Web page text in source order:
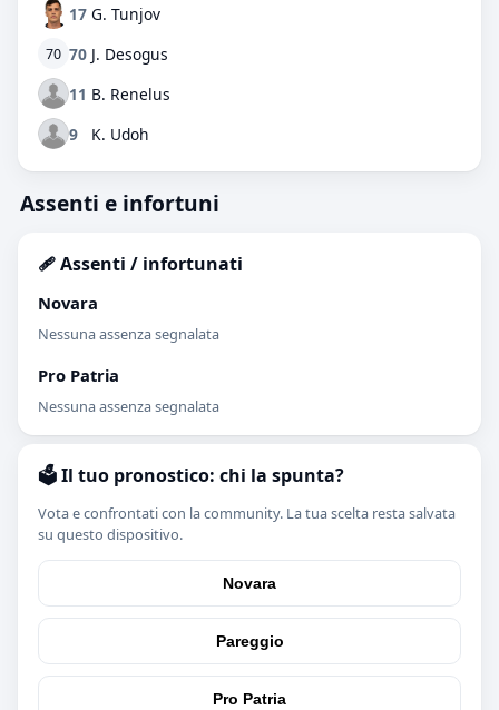
17 G. Tunjov
70 70 J. Desogus
11 B. Renelus
9
K. Udoh
Assenti e infortuni
🩹 Assenti / infortunati
Novara
Nessuna assenza segnalata
Pro Patria
Nessuna assenza segnalata
🗳️ Il tuo pronostico: chi la spunta?
Vota e confrontati con la community. La tua scelta resta salvata
su questo dispositivo.
Novara
Pareggio
Pro Patria